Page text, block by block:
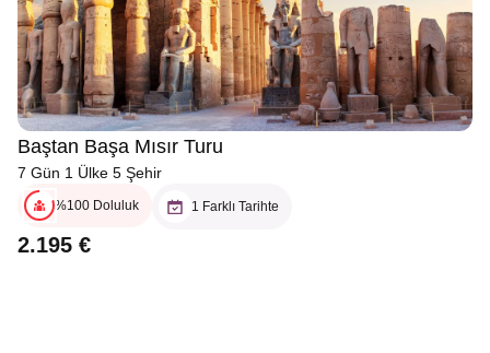
Baştan Başa Mısır Turu
7 Gün 1 Ülke 5 Şehir
%100 Doluluk 1 Farklı Tarihte
2.195 €